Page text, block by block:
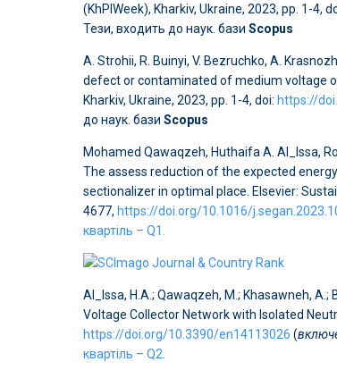
(KhPIWeek), Kharkiv, Ukraine, 2023, pp. 1-4,
Тези, входить до наук. бази Scopus
A. Strohii, R. Buinyi, V. Bezruchko, A.
defect or contaminated of medium voltage
Kharkiv, Ukraine, 2023, pp. 1-4, doi: https://
до наук. бази Scopus
Mohamed Qawaqzeh, Huthaifa A. Al_Issa,
The assess reduction of the expected
sectionalizer in optimal place. Elsevier:
4677, https://doi.org/10.1016/
квартіль – Q1.
Al_Issa, H.A.; Qawaqzeh, M.; Khasawneh,
Voltage Collector Network with Isolated
https://doi.org/10.3390/en14113026 (
квартіль – Q2.